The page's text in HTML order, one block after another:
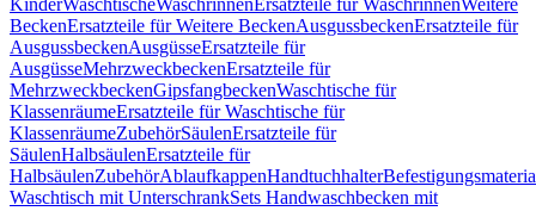
KinderWaschtischeWaschrinnenErsatzteile für WaschrinnenWeitere
BeckenErsatzteile für Weitere BeckenAusgussbeckenErsatzteile für
AusgussbeckenAusgüsseErsatzteile für
AusgüsseMehrzweckbeckenErsatzteile für
MehrzweckbeckenGipsfangbeckenWaschtische für
KlassenräumeErsatzteile für Waschtische für
KlassenräumeZubehörSäulenErsatzteile für
SäulenHalbsäulenErsatzteile für
HalbsäulenZubehörAblaufkappenHandtuchhalter
Waschtisch mit UnterschrankSets Handwaschbecken mit